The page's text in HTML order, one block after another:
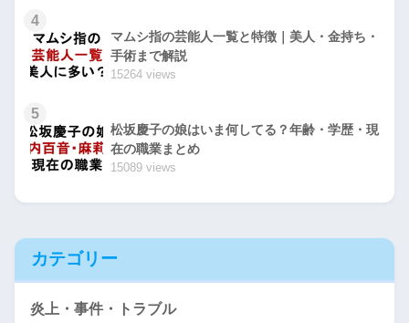
4
マムシ指の芸能人一覧と特徴｜美人・金持ち・
手術まで解説
15264 views
5
松坂慶子の娘はいま何してる？年齢・学歴・現
在の職業まとめ
15089 views
カテゴリー
炎上・事件・トラブル